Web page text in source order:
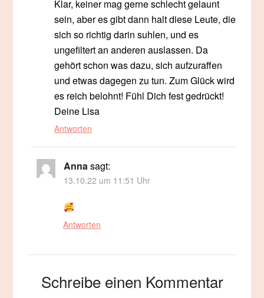
Klar, keiner mag gerne schlecht gelaunt
sein, aber es gibt dann halt diese Leute, die
sich so richtig darin suhlen, und es
ungefiltert an anderen auslassen. Da
gehört schon was dazu, sich aufzuraffen
und etwas dagegen zu tun. Zum Glück wird
es reich belohnt! Fühl Dich fest gedrückt!
Deine Lisa
Antworten
Annasagt:
13.10.22 um 11:51 Uhr
Antworten
Schreibe einen Kommentar